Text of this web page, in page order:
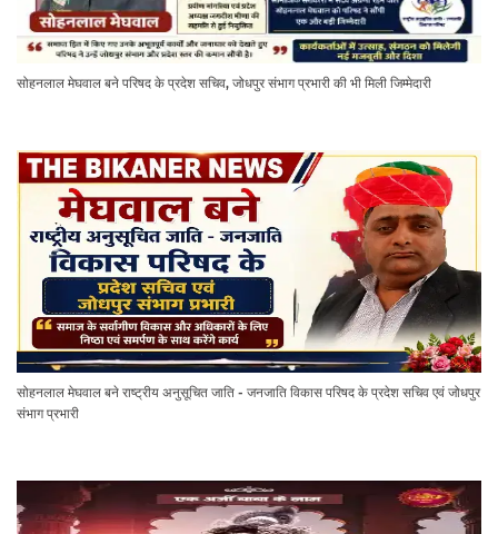
सोहनलाल मेघवाल बने परिषद के प्रदेश सचिव, जोधपुर संभाग प्रभारी की भी मिली जिम्मेदारी
सोहनलाल मेघवाल बने राष्ट्रीय अनुसूचित जाति - जनजाति विकास परिषद के प्रदेश सचिव एवं जोधपुर
संभाग प्रभारी